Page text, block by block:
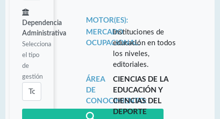
Dependencia
Administrativa
Selecciona
el tipo
de
gestión
MOTOR(ES):
MERCADO
OCUPACIONAL:
Instituciones de
educación en todos
los niveles,
editoriales.
ÁREA
DE
CONOCIMIENTO:
CIENCIAS DE LA
EDUCACIÓN Y
CIENCIAS DEL
DEPORTE